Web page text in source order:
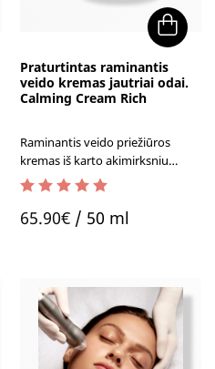
Praturtintas raminantis
veido kremas jautriai odai.
Calming Cream Rich
Raminantis veido priežiūros
kremas iš karto akimirksniu
mažina odos sudirgimus,
paraudimus. Atstato lipidus, bei
suteikia komforto pojūtį.
out of 5
65.90€/ 50 ml